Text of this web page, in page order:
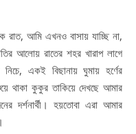
রাত, আমি এখনও বাসায় যাচ্ছি না,
আলোয় রাতের শহর খারাপ লাগে
একই বিছানায় ঘুমায় হর্ণের
থাকা কুকুর তাকিয়ে দেখছে আমার
দর্শনার্থী। হয়তোবা এরা আমার